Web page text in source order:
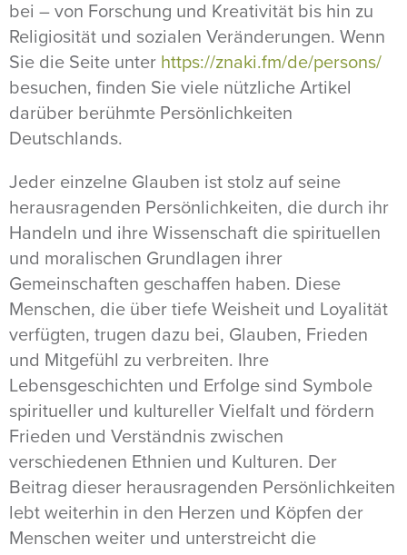
bei – von Forschung und Kreativität bis hin zu
Religiosität und sozialen Veränderungen. Wenn
Sie die Seite unter https://znaki.fm/de/persons/
besuchen, finden Sie viele nützliche Artikel
darüber berühmte Persönlichkeiten
Deutschlands.
Jeder einzelne Glauben ist stolz auf seine
herausragenden Persönlichkeiten, die durch ihr
Handeln und ihre Wissenschaft die spirituellen
und moralischen Grundlagen ihrer
Gemeinschaften geschaffen haben. Diese
Menschen, die über tiefe Weisheit und Loyalität
verfügten, trugen dazu bei, Glauben, Frieden
und Mitgefühl zu verbreiten. Ihre
Lebensgeschichten und Erfolge sind Symbole
spiritueller und kultureller Vielfalt und fördern
Frieden und Verständnis zwischen
verschiedenen Ethnien und Kulturen. Der
Beitrag dieser herausragenden Persönlichkeiten
lebt weiterhin in den Herzen und Köpfen der
Menschen weiter und unterstreicht die